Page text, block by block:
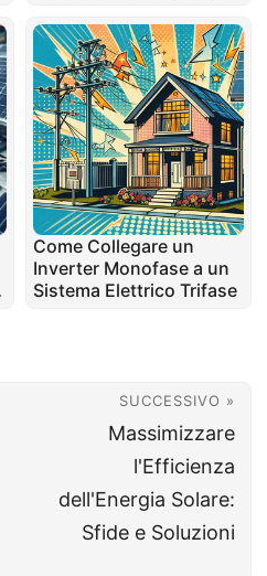
sicuro
Come Collegare un
Inverter Monofase a un
Sistema Elettrico Trifase
SUCCESSIVO »
Massimizzare
l'Efficienza
dell'Energia Solare:
Sfide e Soluzioni